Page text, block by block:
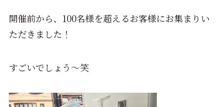
開催前から、100名様を超えるお客様にお集まりい
ただきました！
すごいでしょう～笑